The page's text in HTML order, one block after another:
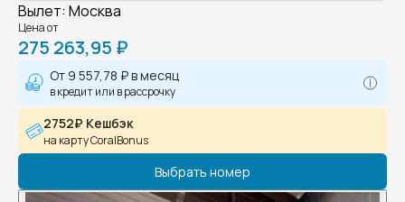
Вылет: Москва
Цена от
275 263,95 ₽
От 9 557,78 ₽в месяц
в кредит или в рассрочку
2752₽ Кешбэк
на карту CoralBonus
Выбрать номер